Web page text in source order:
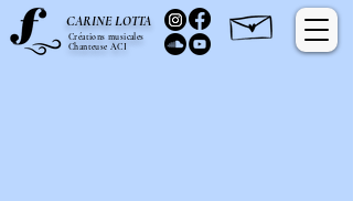
CARINE LOTTA
Chanteuse ACI
Créations musicales